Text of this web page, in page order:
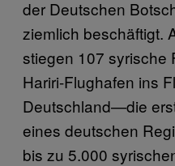
der Deutschen
ziemlich beschäftigt.
stiegen 107 syrische
Hariri-Flughafen ins
Deutschland—die
eines deutschen
bis zu 5.000